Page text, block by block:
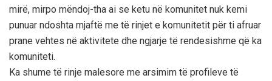
mirë, mirpo mëndoj-tha ai se ketu në komunitet nuk kemi
punuar ndoshta mjaftë me të rinjet e komunitetit për ti afruar
prane vehtes në aktivitete dhe ngjarje të rendesishme që ka
komuniteti.
Ka shume të rinje malesore me arsimim të profileve të